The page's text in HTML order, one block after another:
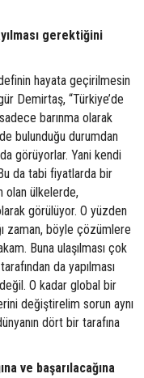
gerektiğini
hayata geçirilmesin
Demirtaş, “Türkiye’de
barınma olarak
bulunduğu durumdan
görüyorlar. Yani kendi
da tabi fiyatlarda bir
olan ülkelerde,
görülüyor. O yüzden
zaman, böyle çözümlere
Buna ulaşılması çok
da yapılması
O kadar global bir
değiştirelim sorun aynı
dört bir tarafına
ve başarılacağına